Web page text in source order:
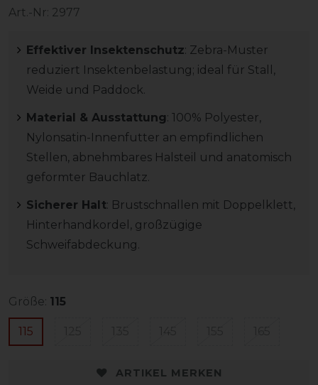
Art.-Nr: 2977
Effektiver Insektenschutz: Zebra-Muster
reduziert Insektenbelastung; ideal für Stall,
Weide und Paddock.
Material & Ausstattung: 100% Polyester,
Nylonsatin-Innenfutter an empfindlichen
Stellen, abnehmbares Halsteil und anatomisch
geformter Bauchlatz.
Sicherer Halt: Brustschnallen mit Doppelklett,
Hinterhandkordel, großzügige
Schweifabdeckung.
Größe: 115
115
ARTIKEL MERKEN